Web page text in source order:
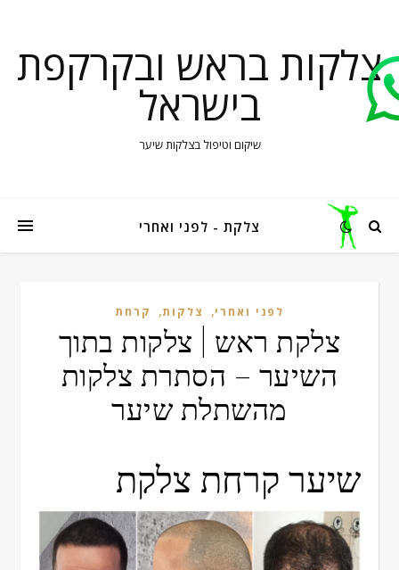
צלקות בראש ובקרקפת
בישראל
שיקום וטיפול בצלקות שיער
צלקת - לפני ואחרי
לפני ואחרי, צלקות, קרחת
צלקת ראש | צלקות בתוך
השיער – הסתרת צלקות
מהשתלת שיער
שיער קרחת צלקת